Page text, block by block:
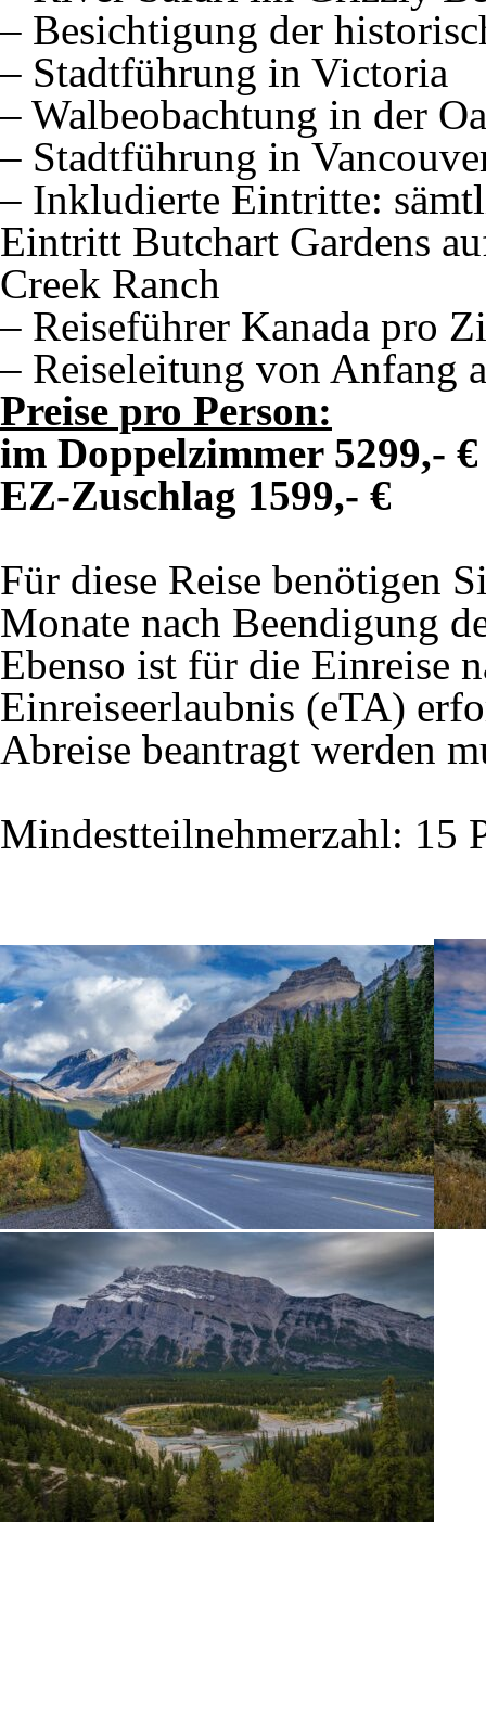
– Besichtigung der
– Stadtführung in Victoria
– Walbeobachtung in der
– Stadtführung in
– Inkludierte Eintritte:
Eintritt Butchart Gardens
Creek Ranch
– Reiseführer Kanada pro
– Reiseleitung von Anfang
Preise pro Person:
im Doppelzimmer 5299,- €
EZ-Zuschlag 1599,- €
Für diese Reise benötigen
Monate nach Beendigung
Ebenso ist für die Einreise
Einreiseerlaubnis (eTA)
Abreise beantragt werden
Mindestteilnehmerzahl: 15